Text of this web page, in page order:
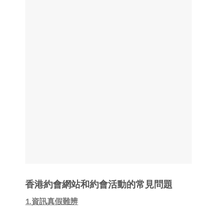
香港約會網站和約會活動的常見問題
1.資訊真假難辨